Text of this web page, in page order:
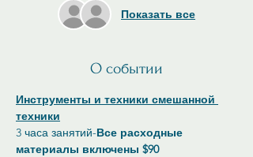
Показать все
О событии
Инструменты и техники смешанной
техники
3 часа занятий-Все расходные
материалы включены $90